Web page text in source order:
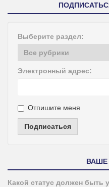
Выберите раздел:
Электронный адрес:
Отпишите меня
Подписаться
ВАШЕ
Какой статус должен быть